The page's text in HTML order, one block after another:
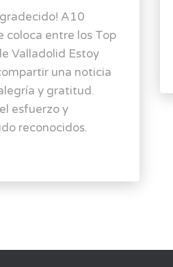
A10
coloca entre los Top
Valladolid Estoy
una noticia
y gratitud.
esfuerzo y
reconocidos.